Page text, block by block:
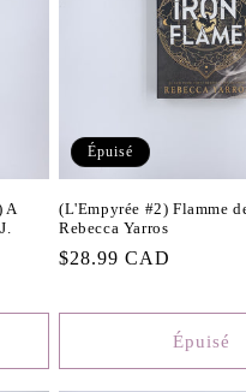
A
Épuisé
(L'Empyrée #2) Flamme
Rebecca Yarros
Prix
$28.99 CAD
Épuisé